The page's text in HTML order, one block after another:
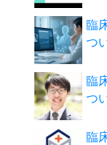
臨
つ
臨
つ
臨